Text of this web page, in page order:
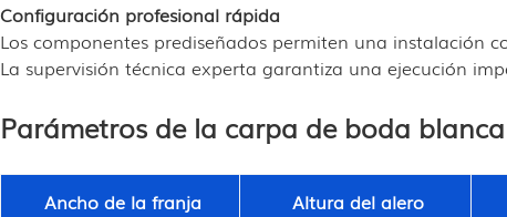
Configuración profesional rápida
Los componentes prediseñados permiten una instalación
La supervisión técnica experta garantiza una ejecución
Parámetros de la carpa de boda
Ancho de la franja Altura del alero